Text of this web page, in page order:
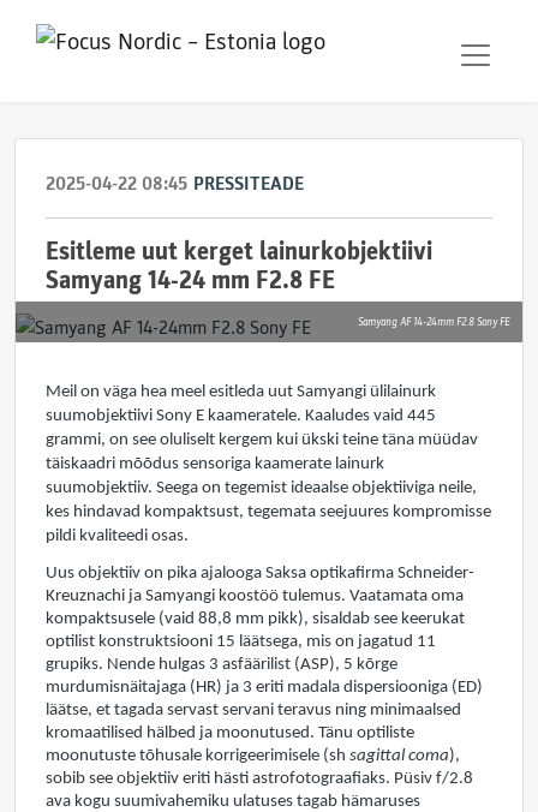
2025-04-22 08:45 PRESSITEADE
Esitleme uut kerget lainurkobjektiivi
Samyang 14-24 mm F2.8 FE
Samyang AF 14-24mm F2.8 Sony FE
Meil on väga hea meel esitleda uut Samyangi ülilainurk
suumobjektiivi Sony E kaameratele. Kaaludes vaid 445
grammi, on see oluliselt kergem kui ükski teine täna müüdav
täiskaadri mõõdus sensoriga kaamerate lainurk
suumobjektiiv. Seega on tegemist ideaalse objektiiviga neile,
kes hindavad kompaktsust, tegemata seejuures kompromisse
pildi kvaliteedi osas.
Uus objektiiv on pika ajalooga Saksa optikafirma Schneider-
Kreuznachi ja Samyangi koostöö tulemus. Vaatamata oma
kompaktsusele (vaid 88,8 mm pikk), sisaldab see keerukat
optilist konstruktsiooni 15 läätsega, mis on jagatud 11
grupiks. Nende hulgas 3 asfäärilist (ASP), 5 kõrge
murdumisnäitajaga (HR) ja 3 eriti madala dispersiooniga (ED)
läätse, et tagada servast servani teravus ning minimaalsed
kromaatilised hälbed ja moonutused. Tänu optiliste
moonutuste tõhusale korrigeerimisele (sh sagittal coma),
sobib see objektiiv eriti hästi astrofotograafiaks. Püsiv f/2.8
ava kogu suumivahemiku ulatuses tagab hämaruses